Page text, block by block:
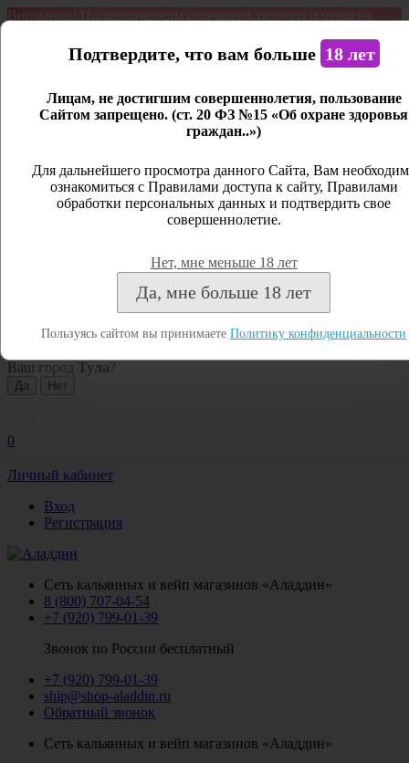
Внимание! По техническим причинам, остатки и цены на
является демонстрационным. Дистанционная продажа не
Открыть сайдбар
Личный кабинет
Закрыть
Посмотреть все результаты
Ваш город Тула ?
0
Личный кабинет
Вход
Регистрация
Сеть кальянных и вейп магазинов «Аладдин»
8 (800) 707-04-54
+7 (920) 799-01-39
Звонок по России бесплатный
+7 (920) 799-01-39
ship@shop-aladdin.ru
Обратный звонок
Сеть кальянных и вейп магазинов «Аладдин»
Подтвердите, что вам больше 18 лет
Лицам, не достигшим совершеннолетия, пользование
Сайтом запрещено. (ст. 20 ФЗ №15 «Об охране здоровья
граждан..»)
Для дальнейшего просмотра данного Сайта, Вам
ознакомиться с Правилами доступа к сайту, Правилами
обработки персональных данных и подтвердить свое
совершеннолетие.
Нет, мне меньше 18 лет
Да, мне больше 18 лет
Пользуясь сайтом вы принимаете Политику конфиденциальности